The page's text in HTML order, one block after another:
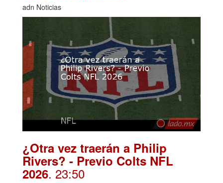
adn Noticias
¿Otra vez traerán a Philip
Rivers? - Previo Colts NFL
2026. 23:50